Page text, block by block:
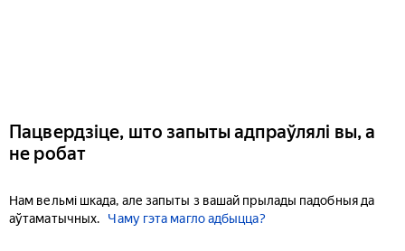
Пацвердзіце, што запыты адпраўлялі вы, а
не робат
Нам вельмі шкада, але запыты з вашай прылады падобныя да
аўтаматычных.
Чаму гэта магло адбыцца?